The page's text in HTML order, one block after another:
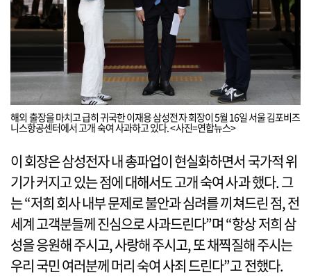
해외 출장을 마치고 급히 귀국한 이재용 삼성전자 회장이 5월 16일 서울 김포비즈
니스항공센터에서 고개 숙여 사과하고 있다. <사진=연합뉴스>
이 회장은 삼성전자 내 총파업이 현실화하면서 국가적 위
기가 커지고 있는 점에 대해서도 고개 숙여 사과 했다. 그
는 “저희 회사 내부 문제로 불안과 심려를 끼쳐드린 점, 전
세계 고객분들께 진심으로 사과드린다”며 “항상 저희 삼
성을 응원해 주시고, 사랑해 주시고, 또 채찍질해 주시는
우리 국민 여러분께 머리 숙여 사죄 드린다”고 전했다.